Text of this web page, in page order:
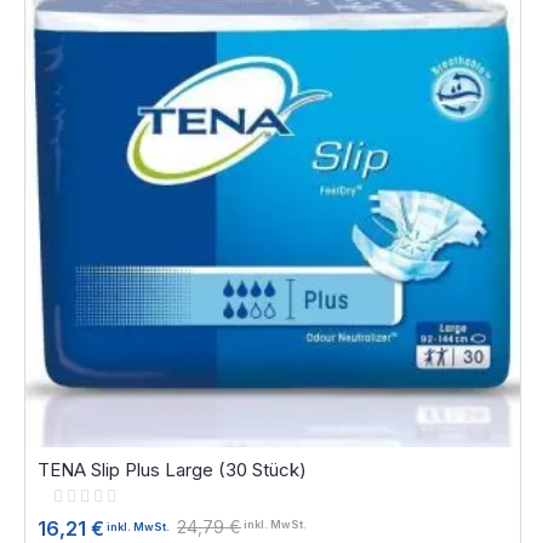
TENA Slip Plus Large (30 Stück)
Rating:
16,21 € inkl. MwSt. 24,79 €inkl. MwSt.